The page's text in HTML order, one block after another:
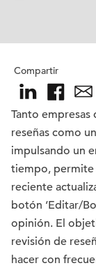
Compartir
Tanto
reseñas como
impulsando un
tiempo, permite
reciente
botón ‘Editar/
opinión. El
revisión de
hacer con